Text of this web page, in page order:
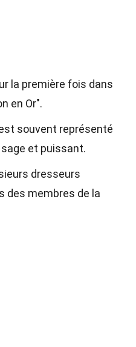
la première fois dans
en Or".
souvent représenté
et puissant.
dresseurs
des membres de la